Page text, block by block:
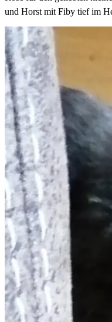
und Horst mit Fiby tief im